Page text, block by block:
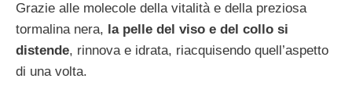
Grazie alle molecole della vitalità e della preziosa
tormalina nera, la pelle del viso e del collo si
distende, rinnova e idrata, riacquisendo quell’aspetto
di una volta.